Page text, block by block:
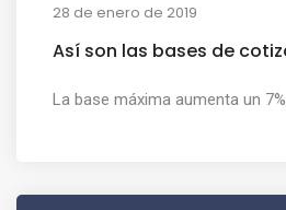
28 de enero de 2019
Así son las bases de
La base máxima aumenta un